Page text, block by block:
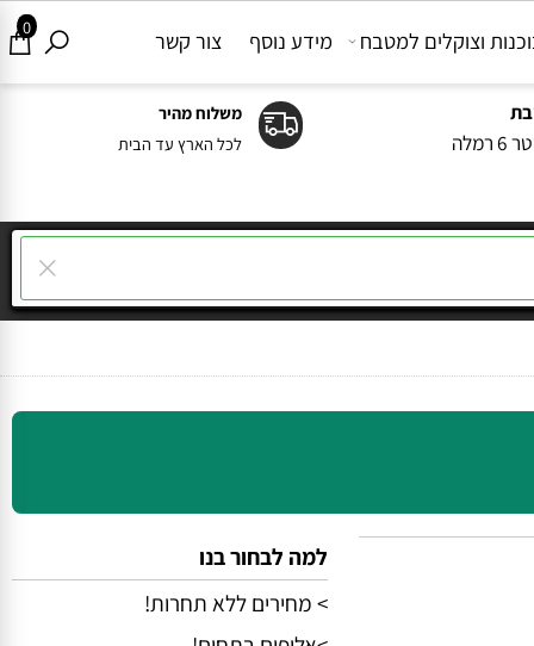
משלוח מהיר
לכל הארץ עד הבית
0 וצוקלים למטבח מידע נוסף צור קשר
למה לבחור בנו